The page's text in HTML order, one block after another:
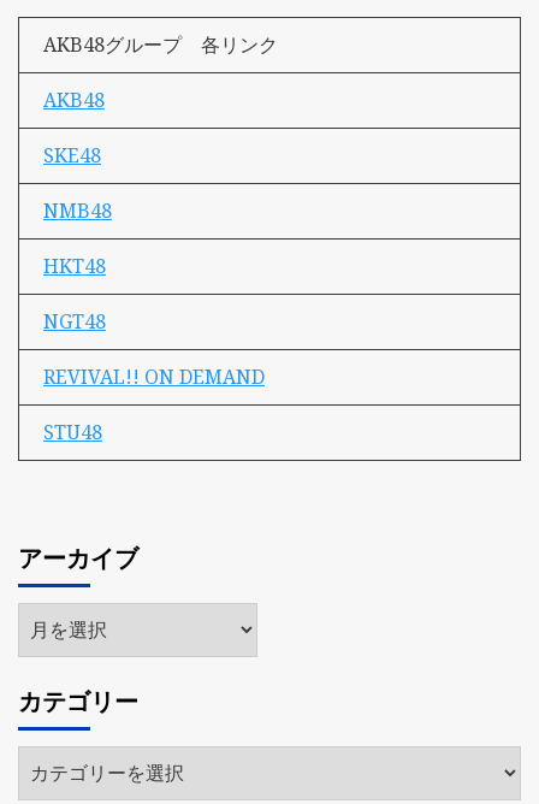
AKB48グループ 各リンク
AKB48
SKE48
NMB48
HKT48
NGT48
REVIVAL!! ON DEMAND
STU48
アーカイブ
ア
ー
イ
ブ
カテゴリー
テ